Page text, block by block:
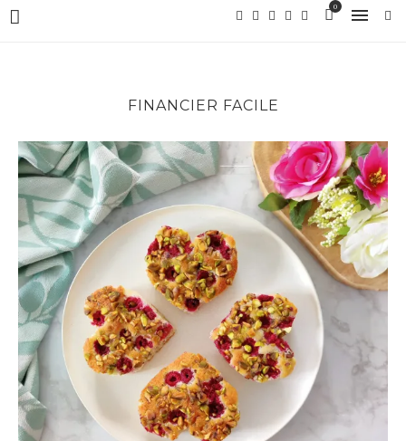
0
FINANCIER FACILE